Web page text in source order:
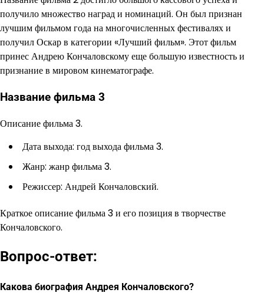
получило множество наград и номинаций. Он был признан
лучшим фильмом года на многочисленных фестивалях и
получил Оскар в категории «Лучший фильм». Этот фильм
принес Андрею Кончаловскому еще большую известность и
признание в мировом кинематографе.
Название фильма 3
Описание фильма 3.
Дата выхода: год выхода фильма 3.
Жанр: жанр фильма 3.
Режиссер: Андрей Кончаловский.
Краткое описание фильма 3 и его позиция в творчестве
Кончаловского.
Вопрос-ответ:
Какова биография Андрея Кончаловского?